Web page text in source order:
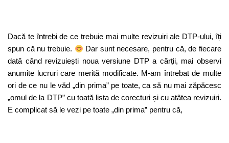
Dacă te întrebi de ce trebuie mai multe revizuiri ale DTP-ului, îți
spun că nu trebuie.
Dar sunt necesare, pentru că, de fiecare
dată când revizuiești noua versiune DTP a cărții, mai observi
anumite lucruri care merită modificate. M-am întrebat de multe
ori de ce nu le văd „din prima” pe toate, ca să nu mai zăpăcesc
„omul de la DTP” cu toată lista de corecturi și cu atâtea revizuiri.
E complicat să le vezi pe toate „din prima” pentru că,